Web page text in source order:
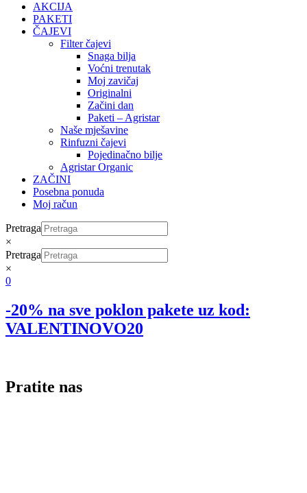
AKCIJA
PAKETI
ČAJEVI
Filter čajevi
Snaga bilja
Voćni trenutak
Moj zavičaj
Originalni
Začini dan
Paketi – Agristar
Naše mješavine
Rinfuzni čajevi
Pojedinačno bilje
Agristar Organic
ZAČINI
Posebna ponuda
Moj račun
Pretraga
×
Pretraga
×
0
-20% na sve poklon pakete uz kod:
VALENTINOVO20
Pratite nas